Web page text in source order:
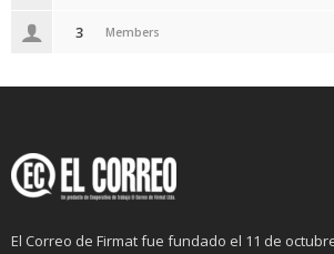
3 Members
El Correo de Firmat fue fundado el 11 de